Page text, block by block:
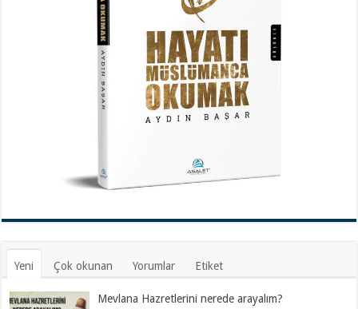
Yeni Çok okunan Yorumlar Etiket
Mevlana Hazretlerini nerede arayalım?